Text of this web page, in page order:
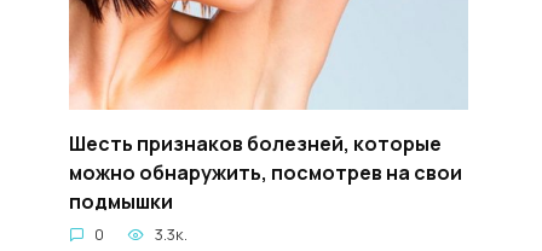
Шесть признаков болезней, которые
можно обнаружить, посмотрев на свои
подмышки
0 3.3к.